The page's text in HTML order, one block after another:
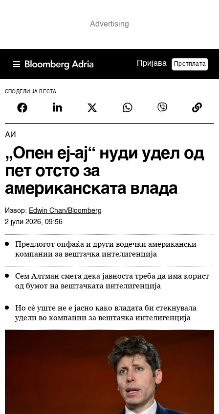
Пријава Претплата
СПОДЕЛИ ЈА ВЕСТА
АИ
„Опен еј-ај“ нуди удел од
пет отсто за
американската влада
Извор: Edwin Chan/Bloomberg
2 јули 2026, 09:56
Предлогот опфаќа и други водечки американски
компании за вештачка интелигенција
Сем Алтман смета дека јавноста треба да има корист
од бумот на вештачката интелигенција
Но сè уште не е јасно како владата би стекнувала
удели во компании за вештачка интелигенција